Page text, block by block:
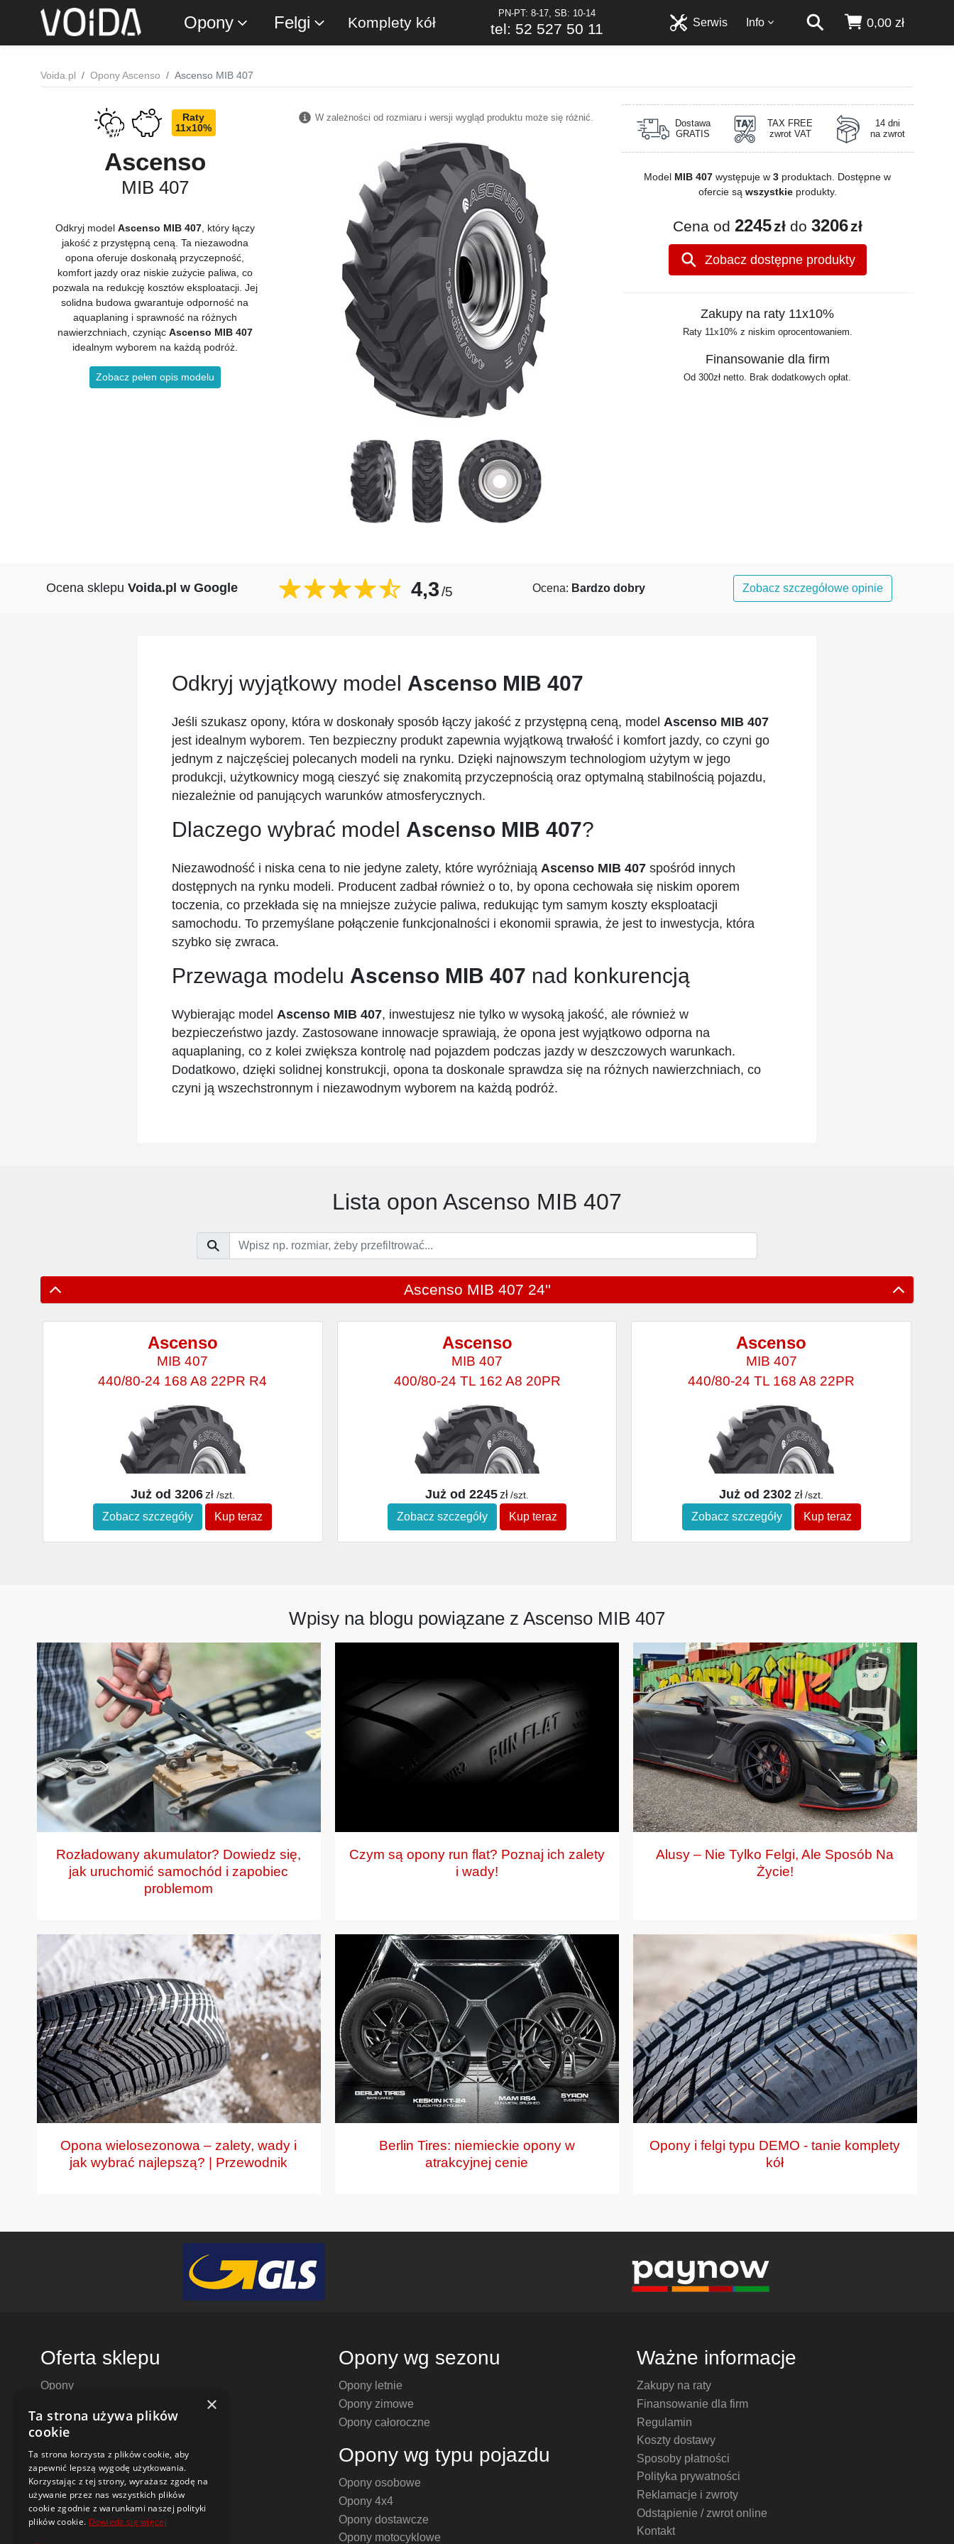
Opony Felgi Komplety kół
PN-PT: 8-17, SB: 10-14
tel: 52 527 50 11 0,00 zł
Info
Serwis
Voida.pl Opony Ascenso Ascenso MIB 407
Raty
11x10%
Ascenso
MIB 407
Odkryj model Ascenso MIB 407, który łączy
jakość z przystępną ceną. Ta niezawodna
opona oferuje doskonałą przyczepność,
komfort jazdy oraz niskie zużycie paliwa, co
pozwala na redukcję kosztów eksploatacji. Jej
solidna budowa gwarantuje odporność na
aquaplaning i sprawność na różnych
nawierzchniach, czyniąc Ascenso MIB 407
idealnym wyborem na każdą podróż.
Zobacz pełen opis modelu
W zależności od rozmiaru i wersji wygląd produktu może się różnić.
Dostawa
GRATIS
TAX FREE
zwrot VAT
14 dni
na zwrot
Model MIB 407 występuje w3 produktach. Dostępne w
ofercie są wszystkieprodukty.
Cena od 2245złdo 3206zł
Zobacz dostępne produkty
Zakupy na raty 11x10%
Raty 11x10% z niskim oprocentowaniem.
Finansowanie dla firm
Od 300zł netto. Brak dodatkowych opłat.
Ocena sklepu Voida.pl w Google 4,3/5 Ocena: Bardzo dobry Zobacz szczegółowe opinie
Odkryj wyjątkowy model Ascenso MIB 407
Jeśli szukasz opony, która w doskonały sposób łączy jakość z przystępną ceną, model Ascenso MIB 407
jest idealnym wyborem. Ten bezpieczny produkt zapewnia wyjątkową trwałość i komfort jazdy, co czyni go
jednym z najczęściej polecanych modeli na rynku. Dzięki najnowszym technologiom użytym w jego
produkcji, użytkownicy mogą cieszyć się znakomitą przyczepnością oraz optymalną stabilnością pojazdu,
niezależnie od panujących warunków atmosferycznych.
Dlaczego wybrać model Ascenso MIB 407?
Niezawodność i niska cena to nie jedyne zalety, które wyróżniają Ascenso MIB 407 spośród innych
dostępnych na rynku modeli. Producent zadbał również o to, by opona cechowała się niskim oporem
toczenia, co przekłada się na mniejsze zużycie paliwa, redukując tym samym koszty eksploatacji
samochodu. To przemyślane połączenie funkcjonalności i ekonomii sprawia, że jest to inwestycja, która
szybko się zwraca.
Przewaga modelu Ascenso MIB 407 nad konkurencją
Wybierając model Ascenso MIB 407, inwestujesz nie tylko w wysoką jakość, ale również w
bezpieczeństwo jazdy. Zastosowane innowacje sprawiają, że opona jest wyjątkowo odporna na
aquaplaning, co z kolei zwiększa kontrolę nad pojazdem podczas jazdy w deszczowych warunkach.
Dodatkowo, dzięki solidnej konstrukcji, opona ta doskonale sprawdza się na różnych nawierzchniach, co
czyni ją wszechstronnym i niezawodnym wyborem na każdą podróż.
Lista opon Ascenso MIB 407
Ascenso MIB 407 24''
Ascenso
MIB 407
440/80-24 168 A8 22PR R4
Już od 3206zł /szt.
Zobacz szczegóły Kup teraz
Ascenso
MIB 407
400/80-24 TL 162 A8 20PR
Już od 2245zł/szt.
Zobacz szczegóły Kup teraz
Ascenso
MIB 407
440/80-24 TL 168 A8 22PR
Już od 2302 zł /szt.
Zobacz szczegóły Kup teraz
Wpisy na blogu powiązane z Ascenso MIB 407
Rozładowany akumulator? Dowiedz się,
jak uruchomić samochód i zapobiec
problemom
Czym są opony run flat? Poznaj ich zalety
i wady!
Alusy – Nie Tylko Felgi, Ale Sposób Na
Życie!
Opona wielosezonowa – zalety, wady i
jak wybrać najlepszą? | Przewodnik
Berlin Tires: niemieckie opony w
atrakcyjnej cenie
Opony i felgi typu DEMO - tanie komplety
kół
Oferta sklepu
Opony
Felgi stalowe
Alufelgi
Komplety kół
Dętki motocyklowe i do skuterów
Czujniki ciśnienia TPMS
Narzędzia i poradniki
Opony wg sezonu
Opony letnie
Opony zimowe
Opony całoroczne
Opony wg typu pojazdu
Opony osobowe
Opony 4x4
Opony dostawcze
Opony motocyklowe
Ważne informacje
Zakupy na raty
Finansowanie dla firm
Regulamin
Koszty dostawy
Sposoby płatności
Polityka prywatności
Reklamacje i zwroty
Odstąpienie / zwrot online
Kontakt
×
Ta strona używa plików
cookie
Ta strona korzysta z plików cookie, aby
zapewnić lepszą wygodę użytkowania.
Korzystając z tej strony, wyrażasz zgodę na
używanie przez nas wszystkich plików
cookie zgodnie z warunkami naszej polityki
plików cookie. Dowiedz się więcej